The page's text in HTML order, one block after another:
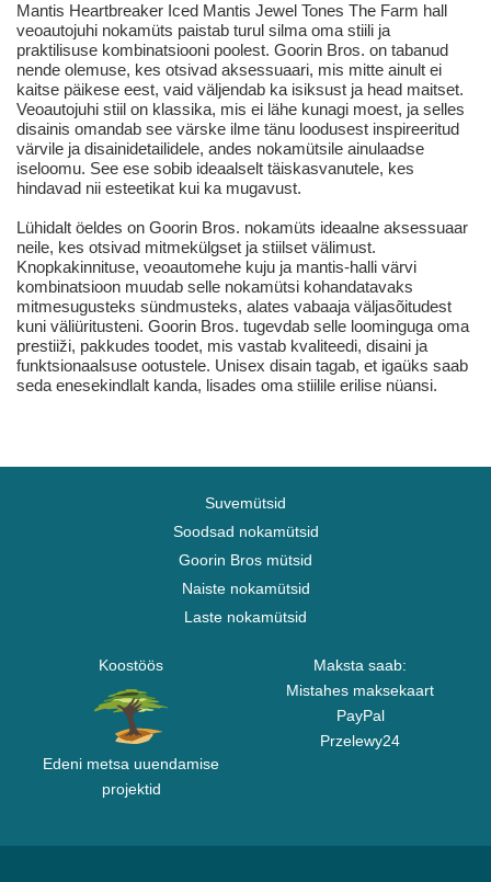
Mantis Heartbreaker Iced Mantis Jewel Tones The Farm hall
veoautojuhi nokamüts paistab turul silma oma stiili ja
praktilisuse kombinatsiooni poolest. Goorin Bros. on tabanud
nende olemuse, kes otsivad aksessuaari, mis mitte ainult ei
kaitse päikese eest, vaid väljendab ka isiksust ja head maitset.
Veoautojuhi stiil on klassika, mis ei lähe kunagi moest, ja selles
disainis omandab see värske ilme tänu loodusest inspireeritud
värvile ja disainidetailidele, andes nokamütsile ainulaadse
iseloomu. See ese sobib ideaalselt täiskasvanutele, kes
hindavad nii esteetikat kui ka mugavust.
Lühidalt öeldes on Goorin Bros. nokamüts ideaalne aksessuaar
neile, kes otsivad mitmekülgset ja stiilset välimust.
Knopkakinnituse, veoautomehe kuju ja mantis-halli värvi
kombinatsioon muudab selle nokamütsi kohandatavaks
mitmesugusteks sündmusteks, alates vabaaja väljasõitudest
kuni väliüritusteni. Goorin Bros. tugevdab selle loominguga oma
prestiiži, pakkudes toodet, mis vastab kvaliteedi, disaini ja
funktsionaalsuse ootustele. Unisex disain tagab, et igaüks saab
seda enesekindlalt kanda, lisades oma stiilile erilise nüansi.
Suvemütsid
Soodsad nokamütsid
Goorin Bros mütsid
Naiste nokamütsid
Laste nokamütsid
Koostöös
Edeni metsa uuendamise
projektid
Maksta saab:
Mistahes maksekaart
PayPal
Przelewy24